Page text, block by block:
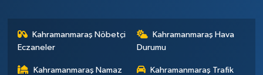
Kahramanmaraş Nöbetçi
Eczaneler
Kahramanmaraş Hava
Durumu
Kahramanmaraş Namaz
Kahramanmaraş Trafik